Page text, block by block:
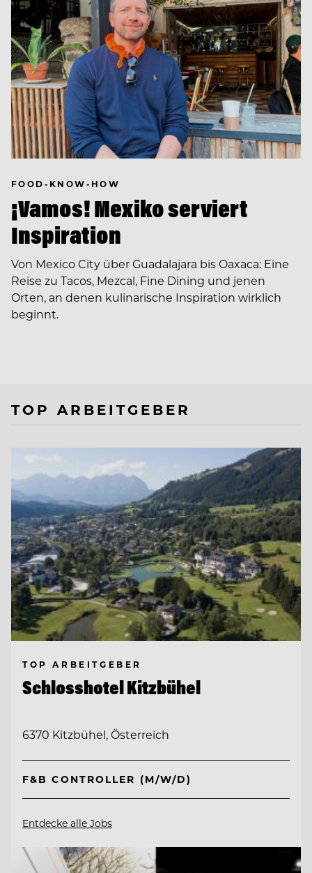
FOOD-KNOW-HOW
¡Vamos! Mexiko serviert
Inspiration
Von Mexico City über Guadalajara bis Oaxaca: Eine
Reise zu Tacos, Mezcal, Fine Dining und jenen
Orten, an denen kulinarische Inspiration wirklich
beginnt.
TOP ARBEITGEBER
TOP ARBEITGEBER
Schlosshotel Kitzbühel
6370 Kitzbühel, Österreich
F&B CONTROLLER (M/W/D)
Entdecke alle Jobs